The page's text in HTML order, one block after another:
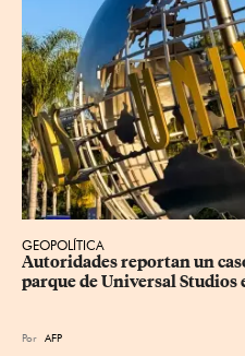
GEOPOLÍTICA
Autoridades reportan un
parque de Universal
Por AFP